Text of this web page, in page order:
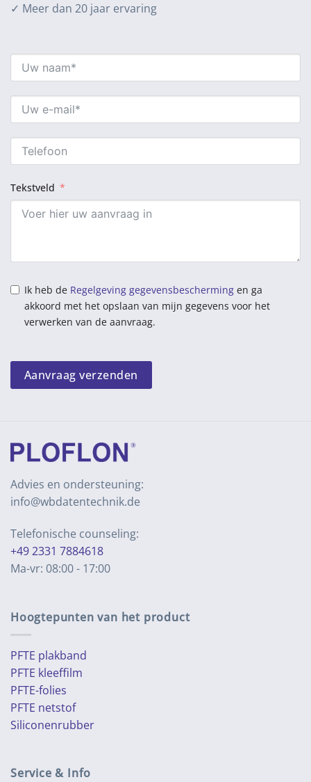
✓ Meer dan 20 jaar ervaring
Tekstveld
Ik heb de Regelgeving gegevensbescherming en ga
akkoord met het opslaan van mijn gegevens voor het
verwerken van de aanvraag.
Aanvraag verzenden
Advies en ondersteuning:
info@wbdatentechnik.de
Telefonische counseling:
+49 2331 7884618
Ma-vr: 08:00 - 17:00
Hoogtepunten van het product
PFTE plakband
PFTE kleeffilm
PFTE-folies
PFTE netstof
Siliconenrubber
Service & Info